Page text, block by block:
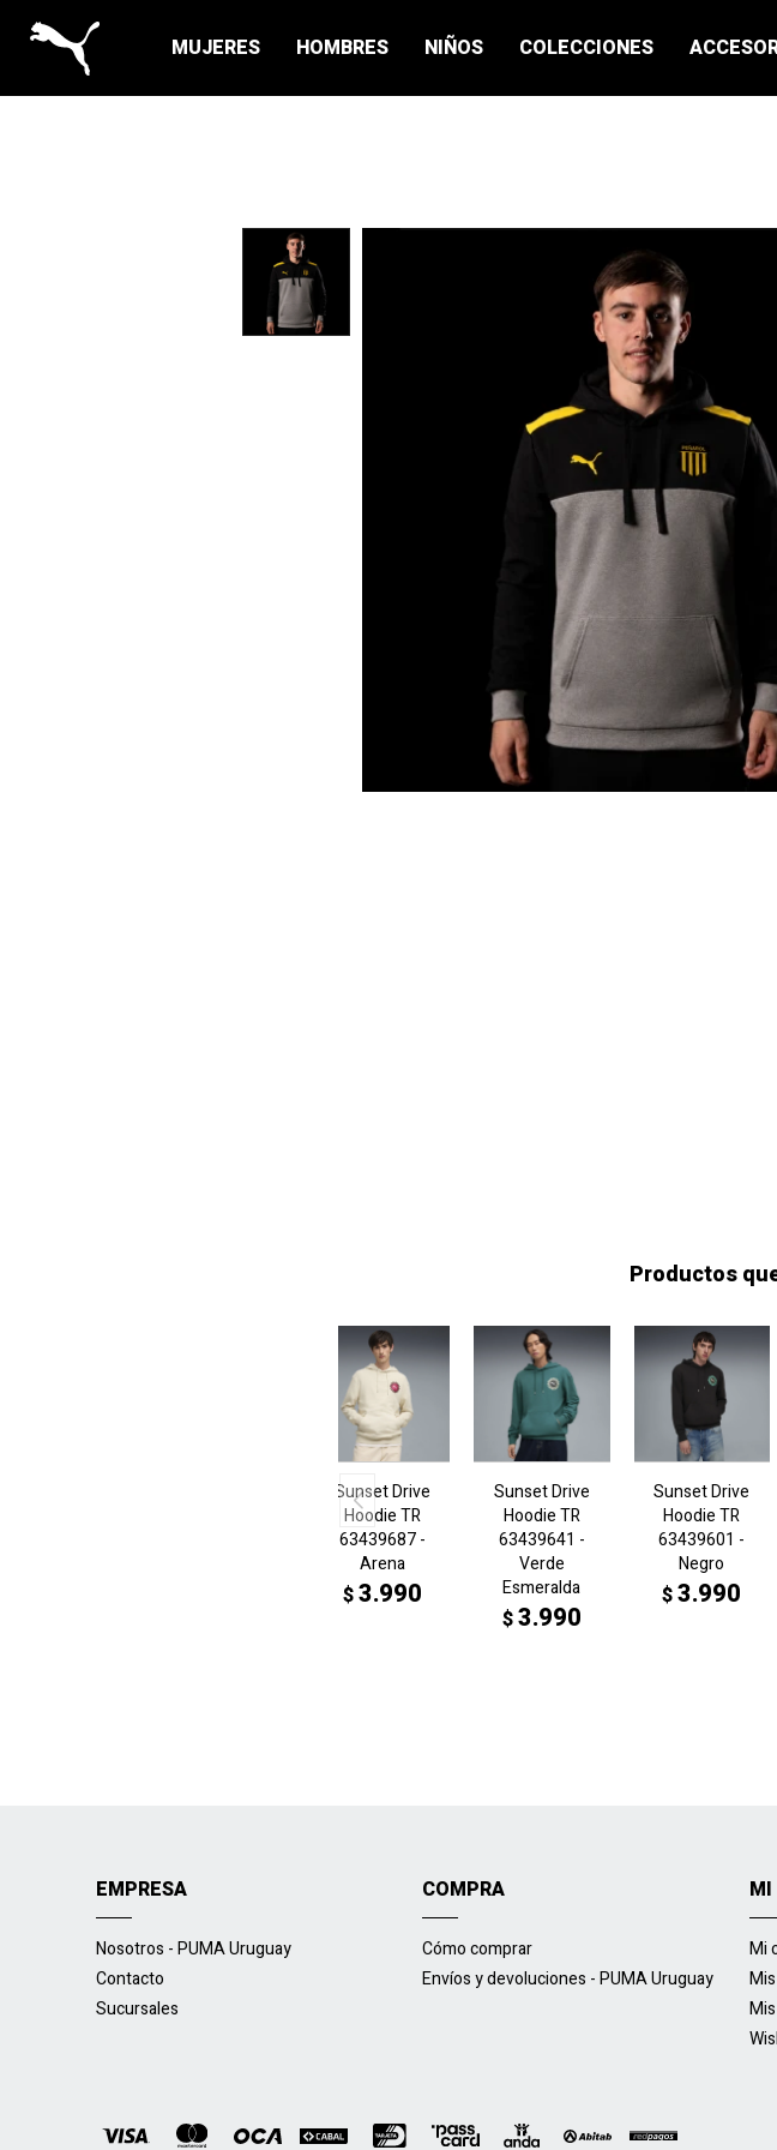
MUJERES HOMBRES NIÑOS COLECCIONES
Productos
Sunset Drive
Hoodie TR
63439687 -
Arena
$3.990
Sunset Drive
Hoodie TR
63439641 -
Verde
Esmeralda
$3.990
Sunset Drive
Hoodie TR
63439601 -
Negro
$3.990
EMPRESA
Nosotros - PUMA Uruguay
Contacto
Sucursales
COMPRA
Cómo comprar
Envíos y devoluciones - PUMA Uruguay
MI
Mi